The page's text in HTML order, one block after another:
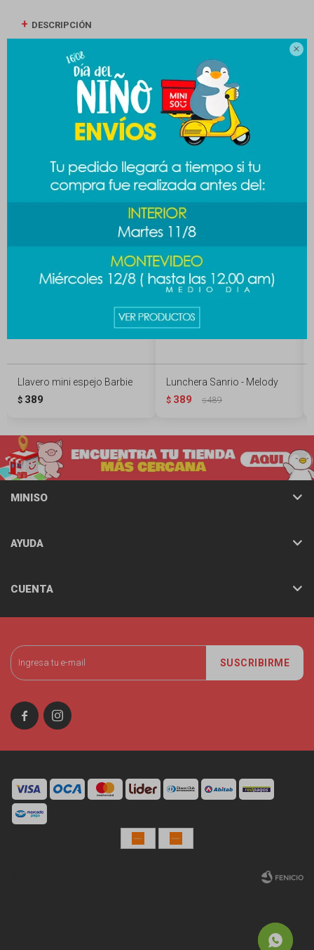

DESCRIPCIÓN
CAMBIOS Y DEVOLUCIONES
MEDIOS DE PAGO
Productos que te pueden interesar
Llavero mini espejo Barbie
$ 389
Lunchera Sanrio - Melody
$ 389 $489
SUSCRIBIRME
 
MINISO
AYUDA
CUENTA